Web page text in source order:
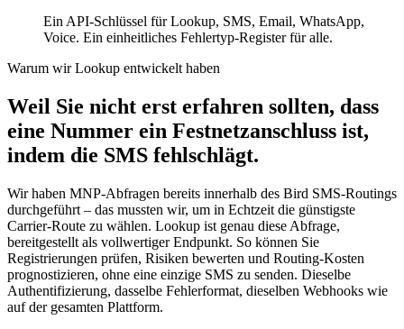
Ein API-Schlüssel für Lookup, SMS, Email, WhatsApp,
Voice. Ein einheitliches Fehlertyp-Register für alle.
Warum wir Lookup entwickelt haben
Weil Sie nicht erst erfahren sollten, dass
eine Nummer ein Festnetzanschluss ist,
indem die SMS fehlschlägt.
Wir haben MNP-Abfragen bereits innerhalb des Bird SMS-Routings
durchgeführt – das mussten wir, um in Echtzeit die günstigste
Carrier-Route zu wählen. Lookup ist genau diese Abfrage,
bereitgestellt als vollwertiger Endpunkt. So können Sie
Registrierungen prüfen, Risiken bewerten und Routing-Kosten
prognostizieren, ohne eine einzige SMS zu senden. Dieselbe
Authentifizierung, dasselbe Fehlerformat, dieselben Webhooks wie
auf der gesamten Plattform.